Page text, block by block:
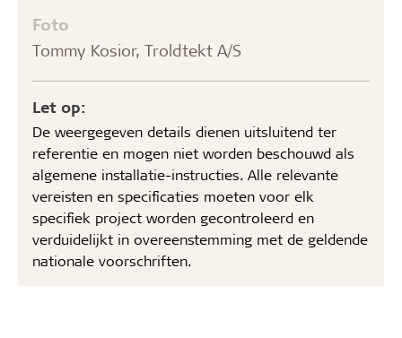
Foto
Tommy Kosior, Troldtekt A/S
Let op:
De weergegeven details dienen uitsluitend ter
referentie en mogen niet worden beschouwd als
algemene installatie-instructies. Alle relevante
vereisten en specificaties moeten voor elk
specifiek project worden gecontroleerd en
verduidelijkt in overeenstemming met de geldende
nationale voorschriften.